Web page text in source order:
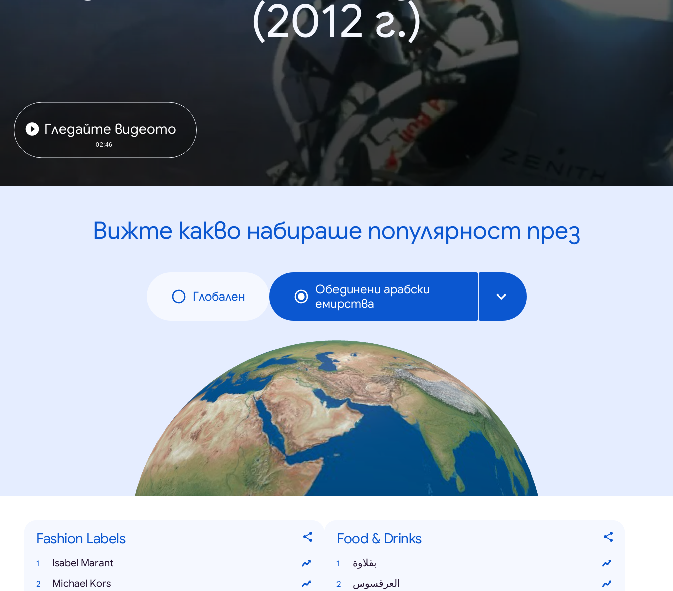
(2012 г.)
Гледайте видеото
02:46
Вижте какво набираше популярност през
Глобален
Обединени арабски
емирства
Fashion Labels
Isabel Marant
Michael Kors
Food & Drinks
بقلاوة
العرقسوس